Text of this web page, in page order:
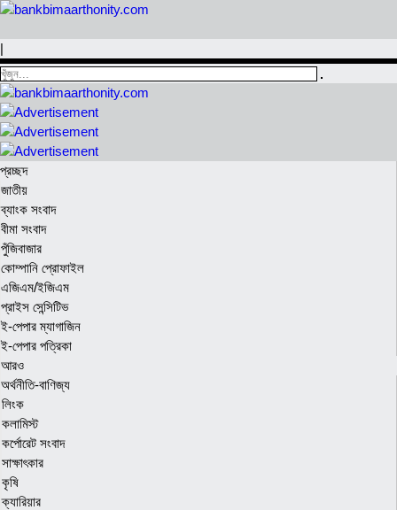
|
প্রচ্ছদ
জাতীয়
ব্যাংক সংবাদ
বীমা সংবাদ
পুঁজিবাজার
কোম্পানি প্রোফাইল
এজিএম/ইজিএম
প্রাইস সেন্সিটিভ
ই-পেপার ম্যাগাজিন
ই-পেপার পত্রিকা
আরও
অর্থনীতি-বাণিজ্য
লিংক
কলামিস্ট
কর্পোরেট সংবাদ
সাক্ষাৎকার
কৃষি
ক্যারিয়ার